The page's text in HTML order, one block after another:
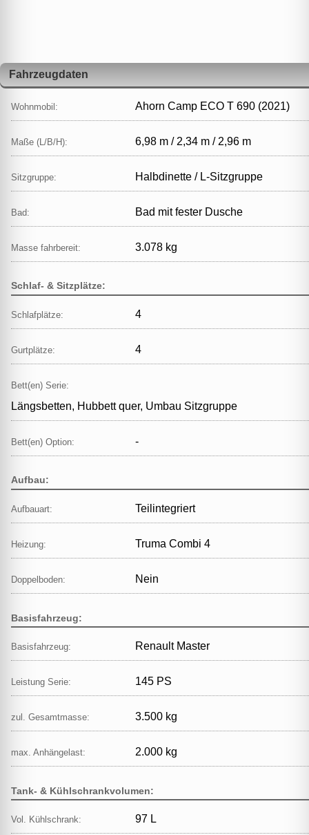
Fahrzeugdaten
Wohnmobil: Ahorn Camp ECO T 690 (2021)
Maße (L/B/H): 6,98 m / 2,34 m / 2,96 m
Sitzgruppe: Halbdinette / L‑Sitzgruppe
Bad: Bad mit fester Dusche
Masse fahrbereit: 3.078 kg
Schlaf- & Sitzplätze:
Schlafplätze: 4
Gurtplätze: 4
Bett(en) Serie:
Längsbetten, Hubbett quer, Umbau Sitzgruppe
Bett(en) Option: -
Aufbau:
Aufbauart: Teilintegriert
Heizung: Truma Combi 4
Doppelboden: Nein
Basisfahrzeug:
Basisfahrzeug: Renault Master
Leistung Serie: 145 PS
zul. Gesamtmasse: 3.500 kg
max. Anhängelast: 2.000 kg
Tank- & Kühlschrankvolumen:
Vol. Kühlschrank: 97 L